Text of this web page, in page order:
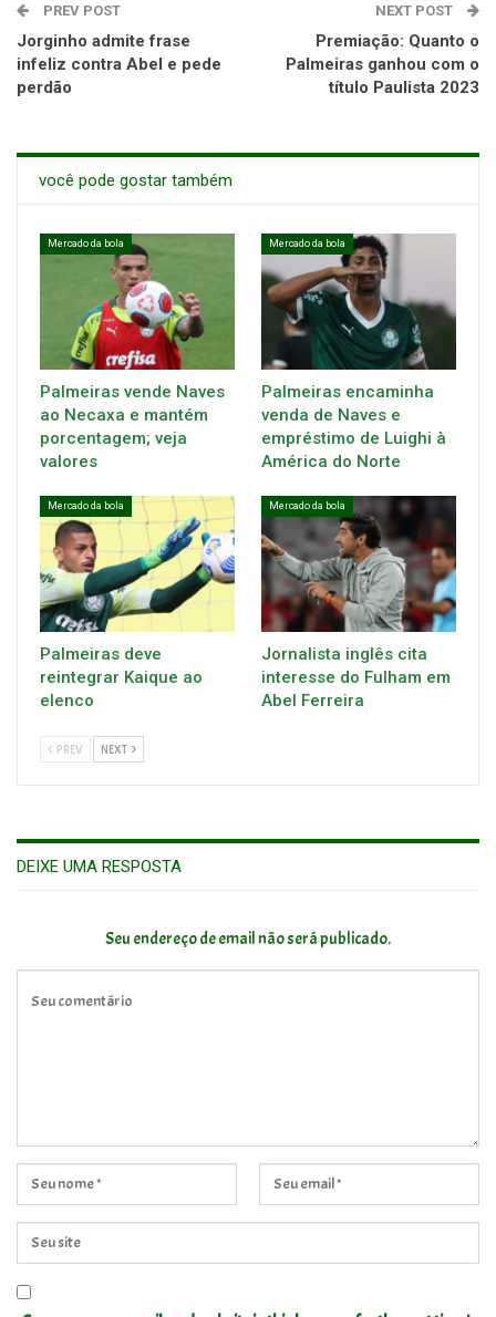
PREV POST
Jorginho admite frase
infeliz contra Abel e pede
perdão
NEXT POST
Premiação: Quanto o
Palmeiras ganhou com o
título Paulista 2023
você pode gostar também
Mercado da bola
Palmeiras vende Naves
ao Necaxa e mantém
porcentagem; veja
valores
Mercado da bola
Palmeiras encaminha
venda de Naves e
empréstimo de Luighi à
América do Norte
Mercado da bola
Palmeiras deve
reintegrar Kaique ao
elenco
Mercado da bola
Jornalista inglês cita
interesse do Fulham em
Abel Ferreira
PREV NEXT
DEIXE UMA RESPOSTA
Seu endereço de email não será publicado.